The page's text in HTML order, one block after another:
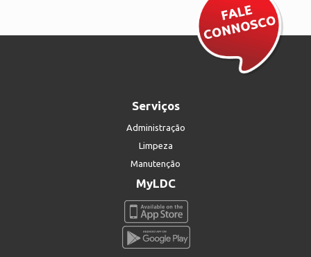
Serviços
Administração
Limpeza
Manutenção
MyLDC